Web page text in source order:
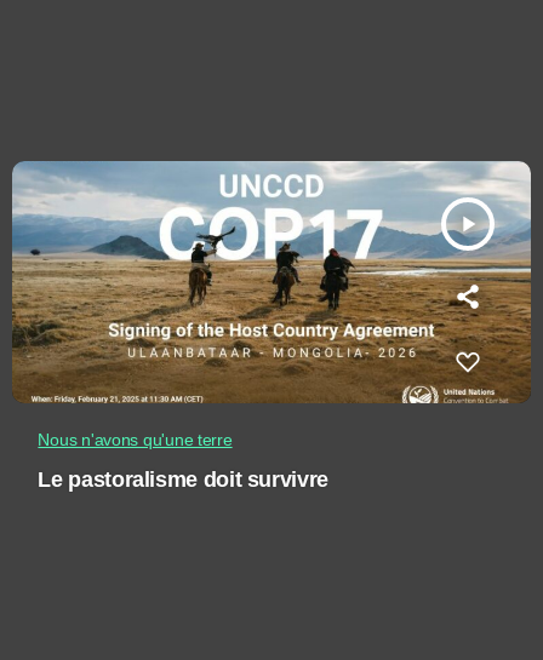
play_arrow
Nous n'avons qu'une terre
Le pastoralisme doit survivre